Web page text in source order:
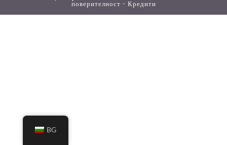
поверителност - Кредити
BG